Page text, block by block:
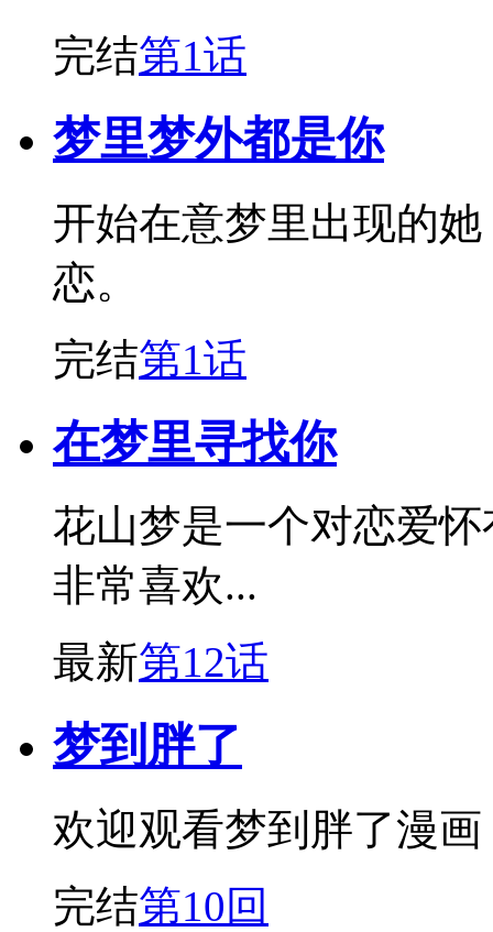
完结第1话
梦里梦外都是你
开始在意梦里出现的
恋。
完结第1话
在梦里寻找你
花山梦是一个对恋爱
非常喜欢...
最新第12话
梦到胖了
欢迎观看梦到胖了漫画
完结第10回